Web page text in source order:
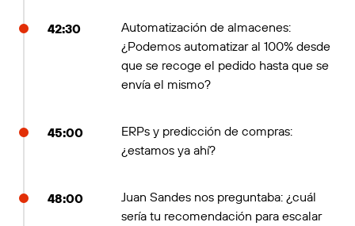
42:30
Automatización de almacenes:
¿Podemos automatizar al 100% desde
que se recoge el pedido hasta que se
envía el mismo?
45:00
ERPs y predicción de compras:
¿estamos ya ahí?
48:00
Juan Sandes nos preguntaba: ¿cuál
sería tu recomendación para escalar